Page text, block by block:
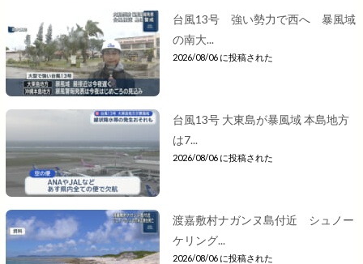
台風13号 強い勢力で西へ 暴風域
の南大...
2026/08/06 に投稿された
台風13号 大東島が暴風域 本島地方
は7...
2026/08/06 に投稿された
渡嘉敷村ナガンヌ島付近 シュノー
ケリング...
2026/08/06 に投稿された